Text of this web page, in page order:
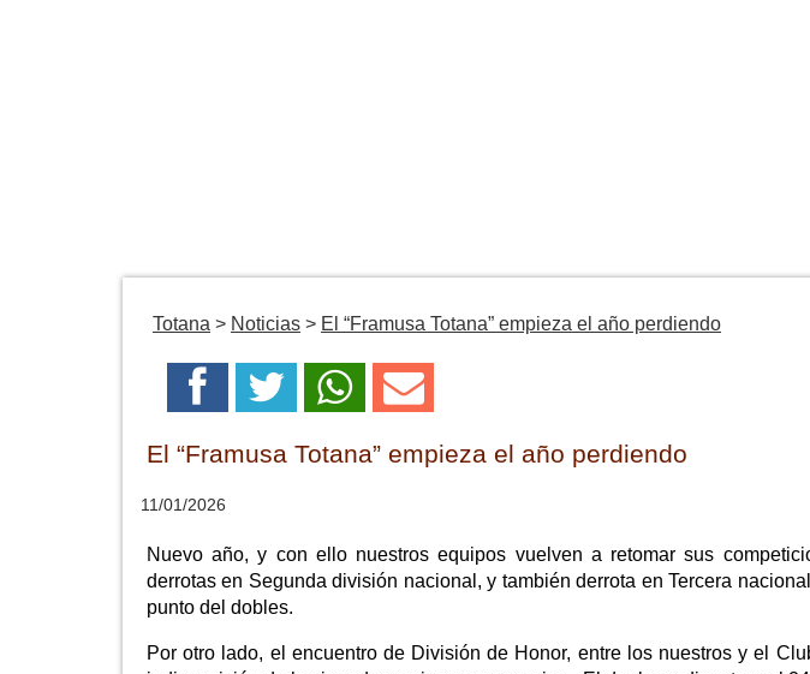
Totana > Noticias > El “Framusa Totana” empieza el año perdiendo
El “Framusa Totana” empieza el año perdiendo
11/01/2026
Nuevo año, y con ello nuestros equipos vuelven a retomar sus
derrotas en Segunda división nacional, y también derrota en Tercera
punto del dobles.
Por otro lado, el encuentro de División de Honor, entre los nuestros y el